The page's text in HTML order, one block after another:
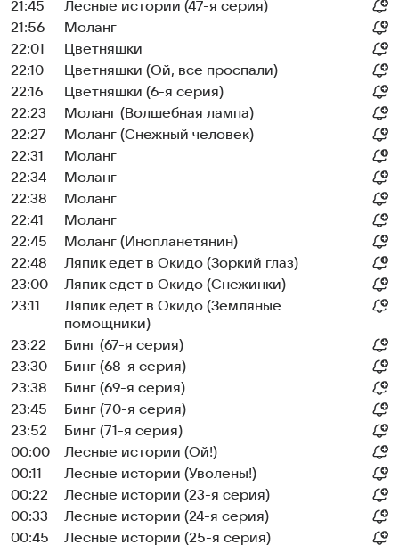
21:45
Лесные истории (47-я серия)
21:56
Моланг
22:01
Цветняшки
22:10
Цветняшки (Ой, все проспали)
22:16
Цветняшки (6-я серия)
22:23
Моланг (Волшебная лампа)
22:27
Моланг (Снежный человек)
22:31
Моланг
22:34
Моланг
22:38
Моланг
22:41
Моланг
22:45
Моланг (Инопланетянин)
22:48
Ляпик едет в Окидо (Зоркий глаз)
23:00
Ляпик едет в Окидо (Снежинки)
23:11
Ляпик едет в Окидо (Земляные
помощники)
23:22
Бинг (67-я серия)
23:30
Бинг (68-я серия)
23:38
Бинг (69-я серия)
23:45
Бинг (70-я серия)
23:52
Бинг (71-я серия)
00:00
Лесные истории (Ой!)
00:11
Лесные истории (Уволены!)
00:22
Лесные истории (23-я серия)
00:33
Лесные истории (24-я серия)
00:45
Лесные истории (25-я серия)